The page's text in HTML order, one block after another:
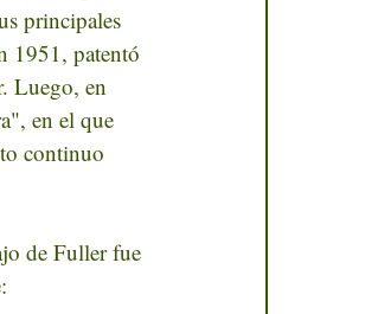
principales
1951, patentó
Luego, en
en el que
continuo
de Fuller fue